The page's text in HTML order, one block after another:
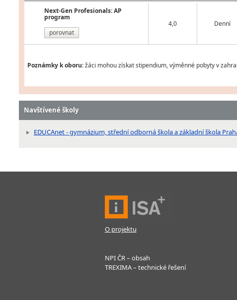
Next-Gen Profesionals: AP
program
porovnat
4,0 Denní
Poznámky k oboru:žáci mohou získat stipendium, výměnné pobyty v
Navštívené školy
EDUCAnet - gymnázium, střední odborná škola a základní škola
O projektu
NPI ČR – obsah
TREXIMA – technické řešení